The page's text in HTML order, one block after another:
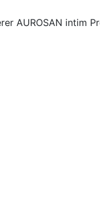
AUROSAN intim